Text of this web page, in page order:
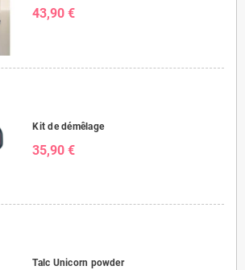
43,90 €
Kit de démêlage
35,90 €
Talc Unicorn powder